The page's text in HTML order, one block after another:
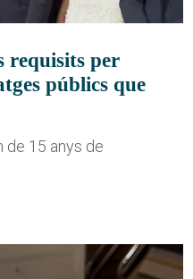
requisits per
públics que
de 15 anys de